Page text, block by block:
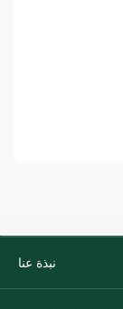
نبذة عنا